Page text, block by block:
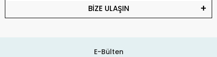
BİZE ULAŞIN
E-Bülten